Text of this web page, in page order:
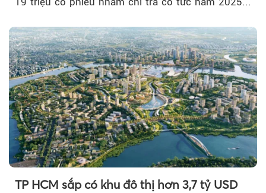
TP HCM sắp có khu đô thị hơn 3,7 tỷ USD